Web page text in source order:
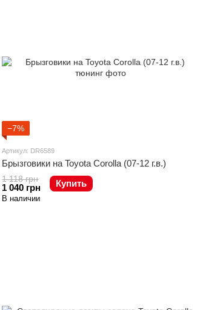
−7%
Артикул: DR6589
Брызговики на Toyota Corolla (07-12 г.в.)
1 118 грн
1 040 грн Купить
В наличии